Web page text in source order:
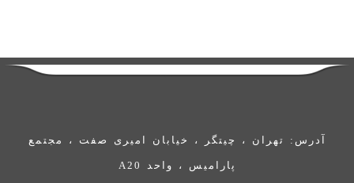
آدرس: تهران ، چیتگر ، خیابان امیری صفت ، مجتمع
پارامیس ، واحد A20